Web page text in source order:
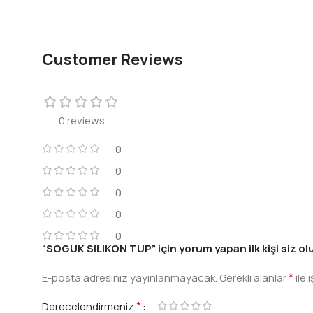
Customer Reviews
0 reviews
0
0
0
0
0
“SOGUK SILIKON TUP” için yorum yapan ilk kişi siz
E-posta adresiniz yayınlanmayacak. Gerekli alanlar*ile
Derecelendirmeniz*